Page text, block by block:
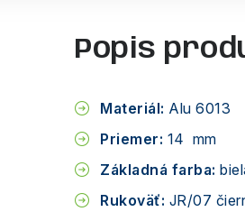
Popis
Materiál: Alu 6013
Priemer: 14 mm
Základná farba:
Rukoväť: JR/07